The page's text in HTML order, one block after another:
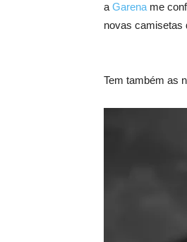
a Garena me
novas camisetas
Tem também as